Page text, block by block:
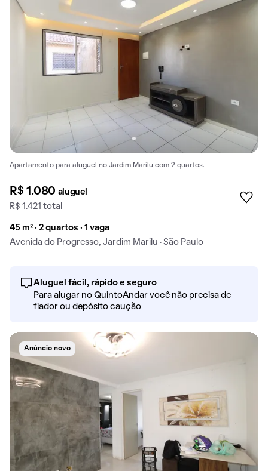
Apartamento para aluguel no Jardim Marilu com 2 quartos.
R$ 1.080 aluguel
R$ 1.421 total
45 m² · 2 quartos · 1 vaga
Avenida do Progresso, Jardim Marilu · São Paulo
Aluguel fácil, rápido e seguro
Para alugar no QuintoAndar você não precisa de
fiador ou depósito caução
Anúncio novo